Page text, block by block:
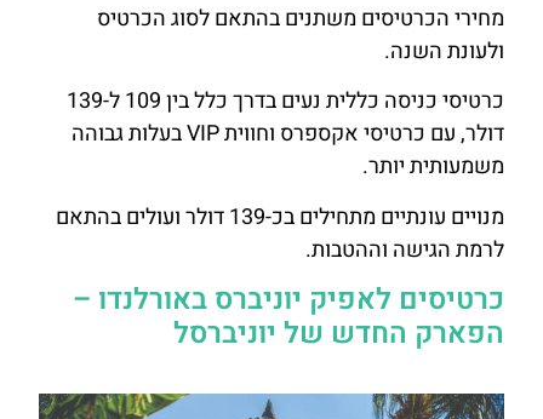
מחירי הכרטיסים משתנים בהתאם לסוג הכרטיס
ולעונת השנה.
כרטיסי כניסה כללית נעים בדרך כלל בין 109 ל-139
דולר, עם כרטיסי אקספרס וחווית VIP בעלות גבוהה
משמעותית יותר.
מנויים עונתיים מתחילים בכ-139 דולר ועולים בהתאם
לרמת הגישה וההטבות.
כרטיסים לאפיק יוניברס באורלנדו –
הפארק החדש של יוניברסל